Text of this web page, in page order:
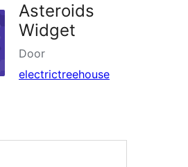
Asteroids
Widget
Door
electrictreehouse